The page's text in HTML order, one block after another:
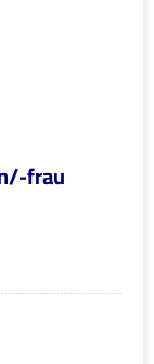
frau